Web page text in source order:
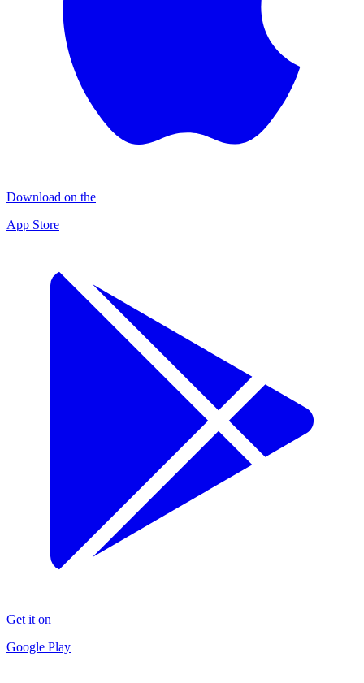
Download on the
App Store
Get it on
Google Play